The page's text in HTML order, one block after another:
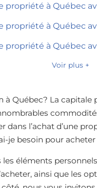
à Québec
à Québec
à Québec
Voir plus +
à Québec? La
dans l’achat d’une
je besoin pour
éléments
ainsi que les